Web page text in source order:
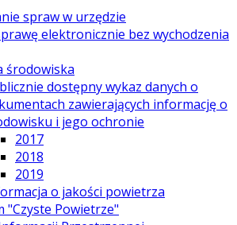
spraw w urzędzie
elektronicznie bez wychodzenia
środowiska
dostępny wykaz danych o
zawierających informację o
i jego ochronie
2017
2018
2019
o jakości powietrza
"Czyste Powietrze"